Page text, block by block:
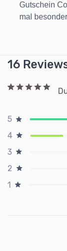
Gutschein
mal
16
5
4
3
2
1